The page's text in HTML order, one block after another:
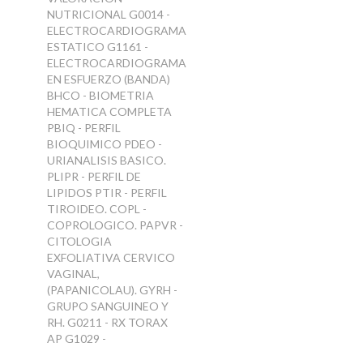
NUTRICIONAL G0014 -
ELECTROCARDIOGRAMA
ESTATICO G1161 -
ELECTROCARDIOGRAMA
EN ESFUERZO (BANDA)
BHCO - BIOMETRIA
HEMATICA COMPLETA
PBIQ - PERFIL
BIOQUIMICO PDEO -
URIANALISIS BASICO.
PLIPR - PERFIL DE
LIPIDOS PTIR - PERFIL
TIROIDEO. COPL -
COPROLOGICO. PAPVR -
CITOLOGIA
EXFOLIATIVA CERVICO
VAGINAL,
(PAPANICOLAU). GYRH -
GRUPO SANGUINEO Y
RH. G0211 - RX TORAX
AP G1029 -